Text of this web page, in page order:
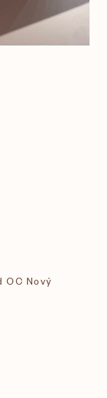
OC Nový